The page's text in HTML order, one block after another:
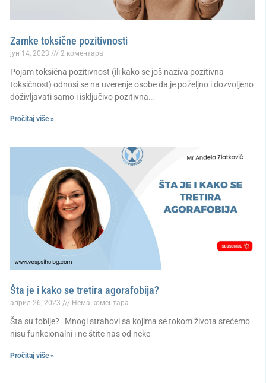
Zamke toksične pozitivnosti
јун 14, 2023 2 коментара
Pojam toksična pozitivnost (ili kako se još naziva pozitivna
toksičnost) odnosi se na uverenje osobe da je poželjno i dozvoljeno
doživljavati samo i isključivo pozitivna…
Pročitaj više »
Šta je i kako se tretira agorafobija?
април 26, 2023 Нема коментара
Šta su fobije? Mnogi strahovi sa kojima se tokom života srećemo
nisu funkcionalni i ne štite nas od neke
Pročitaj više »